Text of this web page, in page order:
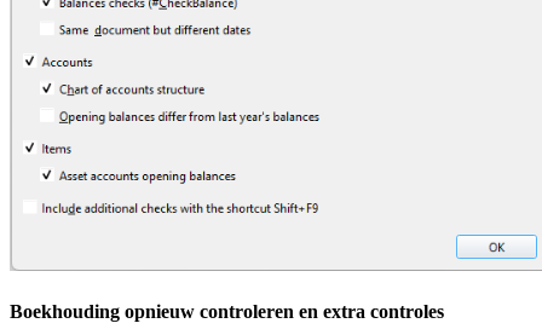
Boekhouding opnieuw controleren en extra controles